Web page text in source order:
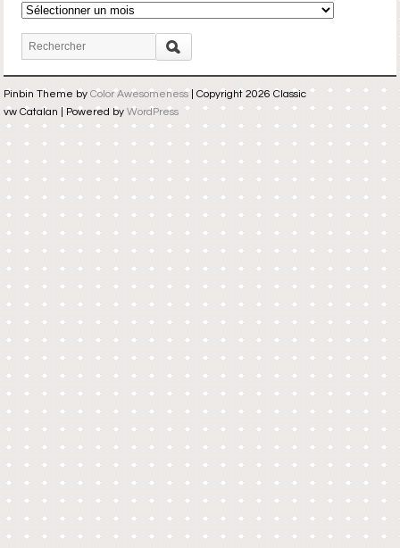
Archives
Pinbin Theme by Color Awesomeness| Copyright 2026 Classic
vw Catalan | Powered by WordPress